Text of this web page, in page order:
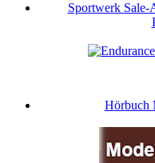
Sportwerk Sale-
Hörbuch